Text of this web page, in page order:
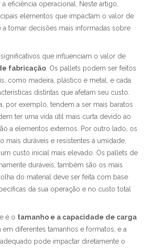
eficiência operacional. Neste artigo,
elementos que impactam o valor de
a tomar decisões mais informadas sobre
que influenciam o valor de
fabricação . Os pallets podem ser feitos
como madeira, plástico e metal, e cada
distintas que afetam seu custo.
por exemplo, tendem a ser mais baratos
ter uma vida útil mais curta devido ao
a elementos externos. Por outro lado, os
mais duráveis e resistentes à umidade,
custo inicial mais elevado. Os pallets de
duráveis, também são os mais
do material deve ser feita com base
da sua operação e no custo total
é o tamanho e a capacidade de carga
diferentes tamanhos e formatos, e a
pode impactar diretamente o